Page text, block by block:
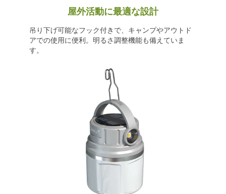
屋外活動に最適な設計
吊り下げ可能なフック付きで、キャンプやアウトド
アでの使用に便利。明るさ調整機能も備えていま
す。